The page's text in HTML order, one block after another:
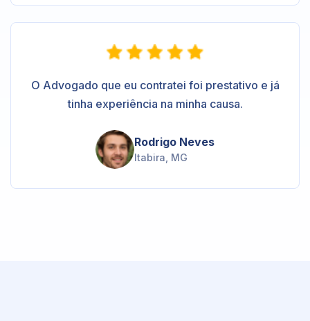
O Advogado que eu contratei foi prestativo e já
tinha experiência na minha causa.
Rodrigo Neves
Itabira, MG